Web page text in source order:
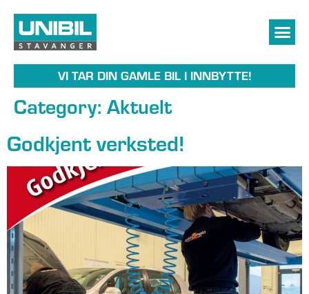
VI TAR DIN GAMLE BIL I INNBYTTE!
Category: Aktuelt
Godkjent verksted!